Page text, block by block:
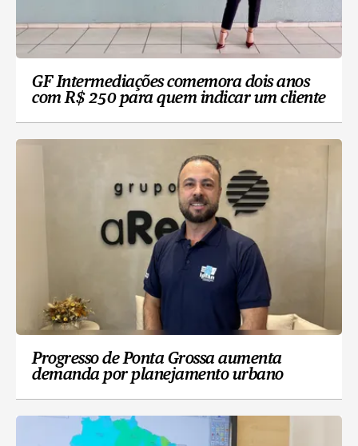
GF Intermediações comemora dois anos
com R$ 250 para quem indicar um cliente
Progresso de Ponta Grossa aumenta
demanda por planejamento urbano